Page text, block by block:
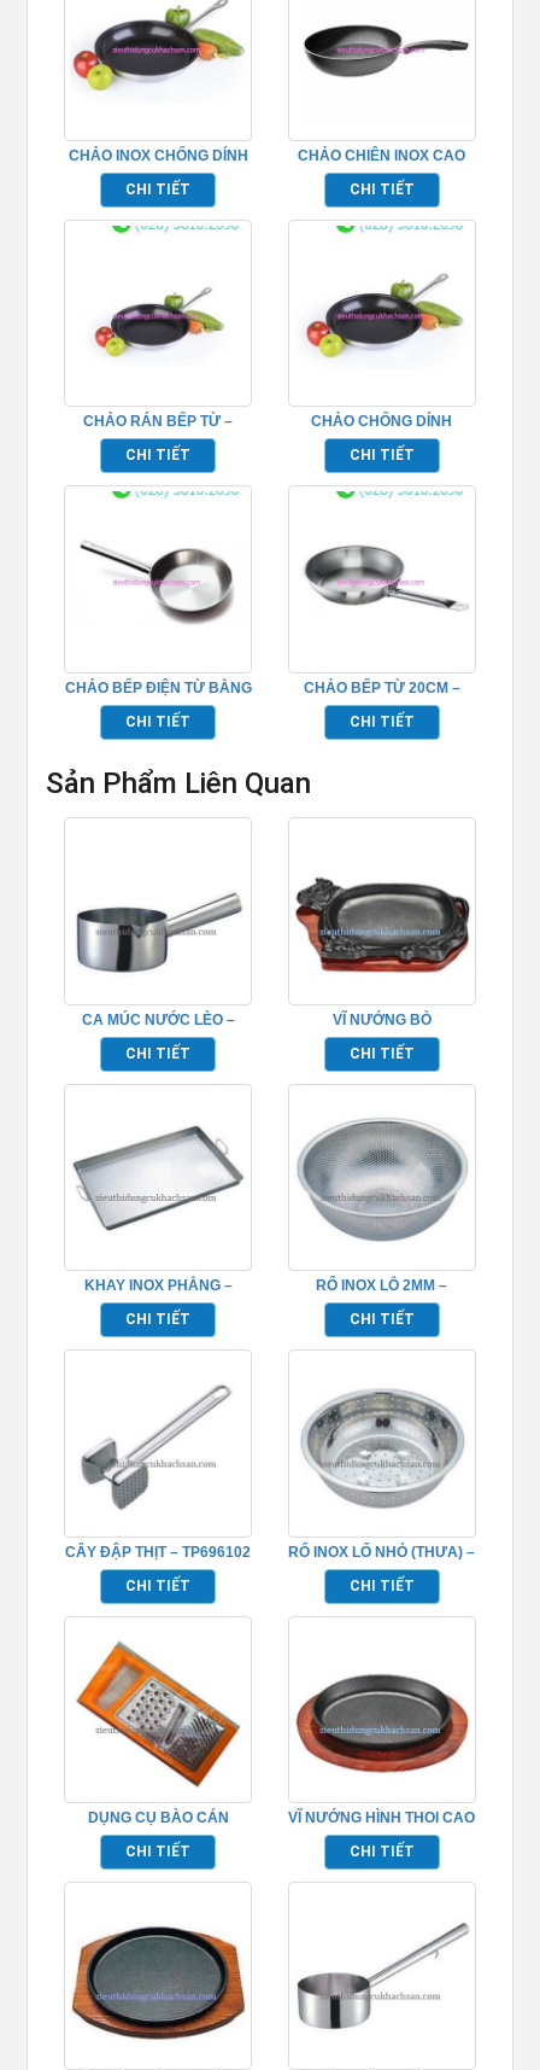
CHẢO INOX CHỐNG DÍNH
– TP696221
CHI TIẾT
CHẢO CHIÊN INOX CAO
CẤP TP696228
CHI TIẾT
CHẢO RÁN BẾP TỪ –
TP696218
CHI TIẾT
CHẢO CHỐNG DÍNH
DÙNG CHO BẾP TỪ 22CM
– TP696220
CHI TIẾT
CHẢO BẾP ĐIỆN TỪ BẰNG
INOX – TP696212
CHI TIẾT
CHẢO BẾP TỪ 20CM –
TP696209
CHI TIẾT
Sản Phẩm Liên Quan
CA MÚC NƯỚC LÈO –
TP696087
CHI TIẾT
VĨ NƯỚNG BÒ
BEEFSTAEK 23 –
TP696069
CHI TIẾT
KHAY INOX PHẲNG –
TP696060
CHI TIẾT
RỔ INOX LỖ 2MM –
TP696051
CHI TIẾT
CÂY ĐẬP THỊT – TP696102
CHI TIẾT
RỔ INOX LỔ NHỎ (THƯA) –
TP696055
CHI TIẾT
DỤNG CỤ BÀO CÁN
NHỰA- TP696104
CHI TIẾT
VĨ NƯỚNG HÌNH THOI CAO
CẤP – TP696079
CHI TIẾT